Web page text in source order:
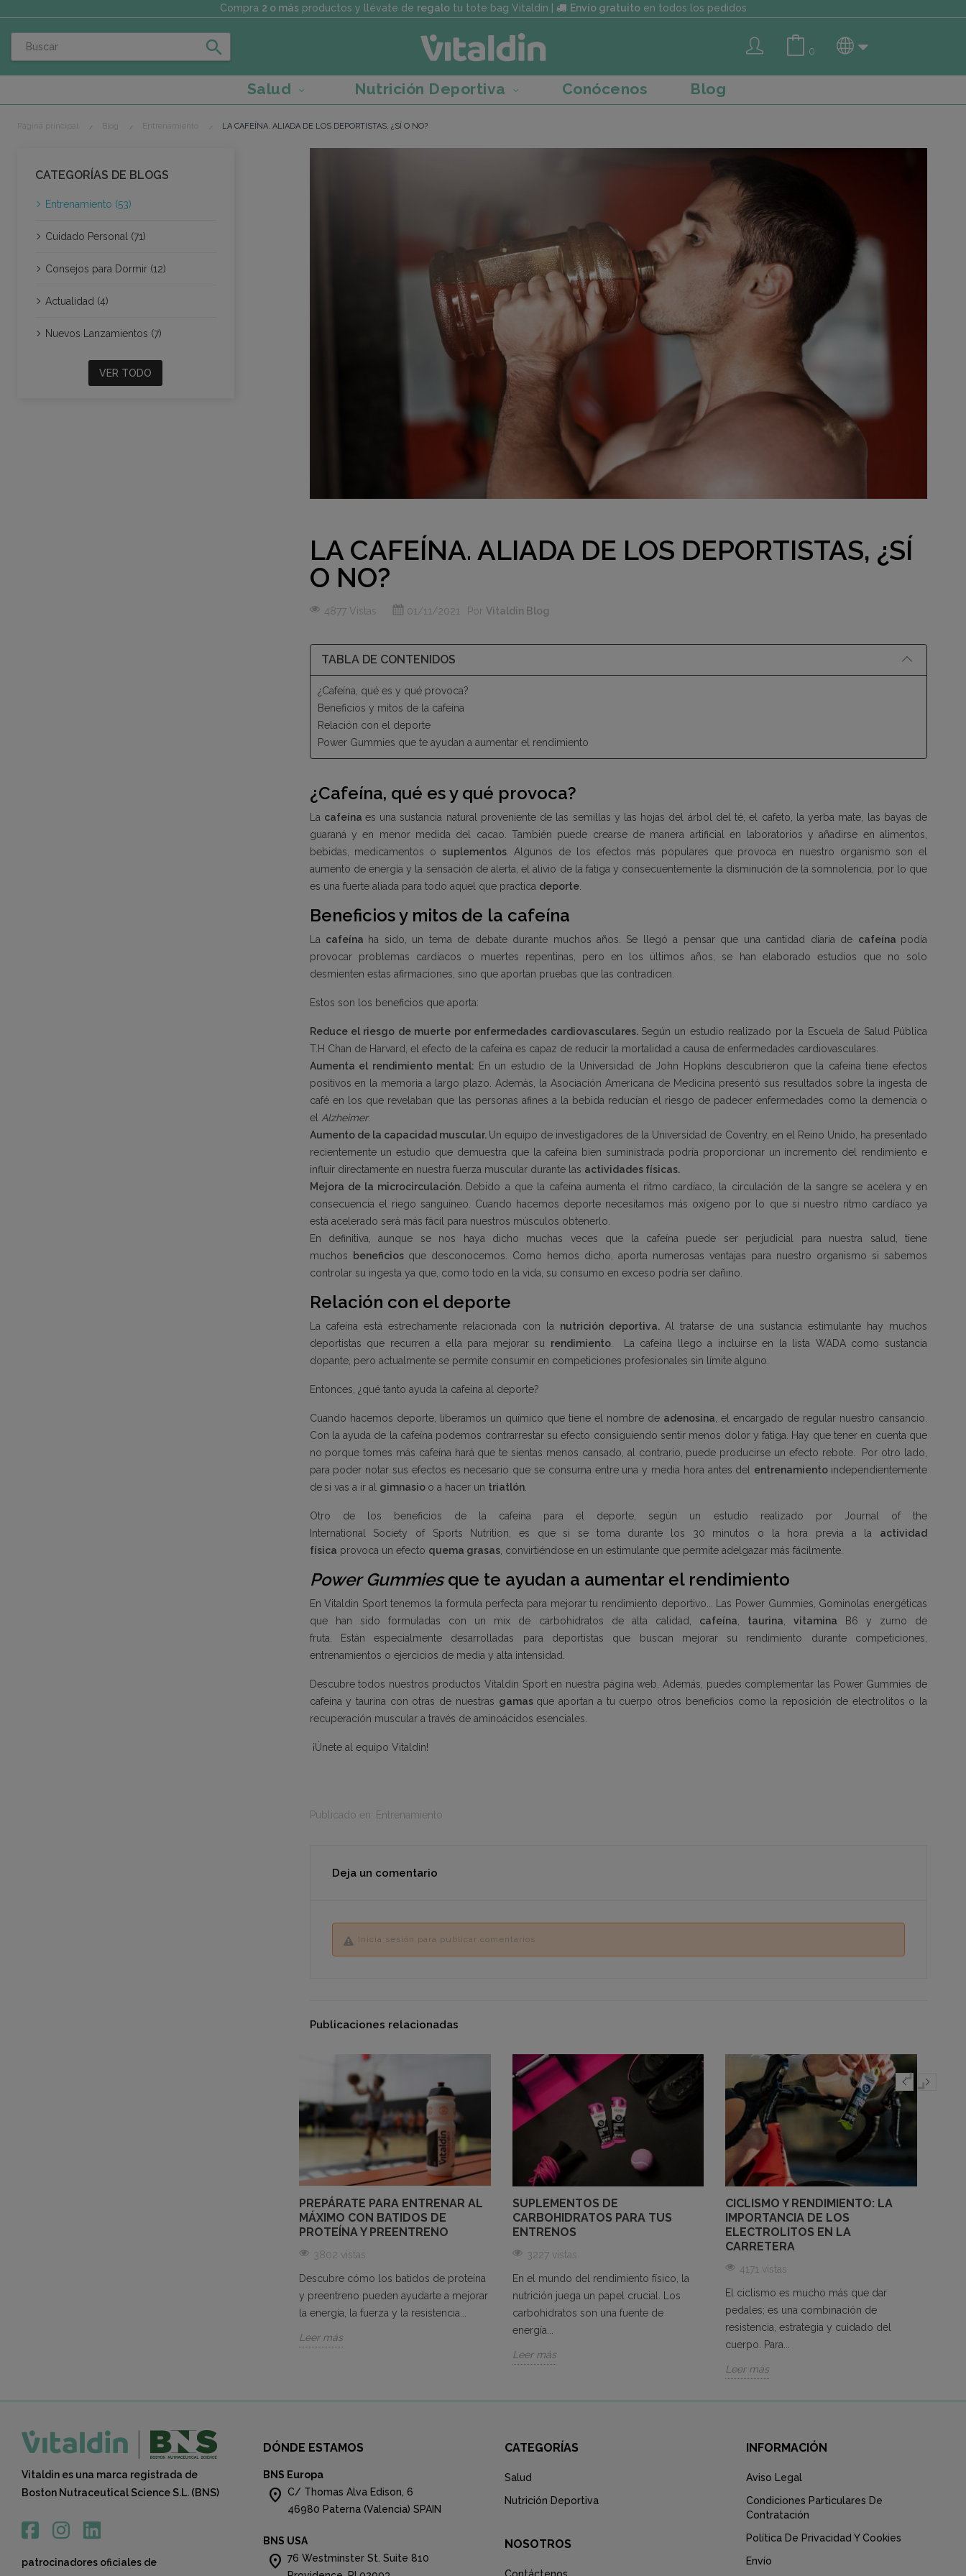
Compra 2 o másproductos y llévate de regalotu tote bag Vitaldin | Envío gratuitoen todos los pedidos
search 0
Salud Nutrición Deportiva Conócenos Blog
Blog Entrenamiento LA CAFEÍNA. ALIADA DE LOS DEPORTISTAS, ¿SÍ O NO?
CATEGORÍAS DE BLOGS
Entrenamiento (53)
Cuidado Personal (71)
Consejos para Dormir (12)
Actualidad (4)
Nuevos Lanzamientos (7)
VER TODO
LA CAFEÍNA. ALIADA DE LOS DEPORTISTAS, ¿SÍ
O NO?
4877 Vistas 01/11/2021 Por Vitaldin Blog
TABLA DE CONTENIDOS
¿Cafeína, qué es y qué provoca?
Beneficios y mitos de la cafeína
Relación con el deporte
Power Gummies que te ayudan a aumentar el rendimiento
¿Cafeína, qué es y qué provoca?
La cafeína es una sustancia natural proveniente de las semillas y las hojas del árbol del té, el cafeto, la yerba mate, las bayas de
guaraná y en menor medida del cacao. También puede crearse de manera artificial en laboratorios y añadirse en alimentos,
bebidas, medicamentos o suplementos. Algunos de los efectos más populares que provoca en nuestro organismo son el
aumento de energía y la sensación de alerta, el alivio de la fatiga y consecuentemente la disminución de la somnolencia, por lo que
es una fuerte aliada para todo aquel que practica deporte.
Beneficios y mitos de la cafeína
La cafeína ha sido, un tema de debate durante muchos años. Se llegó a pensar que una cantidad diaria de cafeína podía
provocar problemas cardíacos o muertes repentinas, pero en los últimos años, se han elaborado estudios que no solo
desmienten estas afirmaciones, sino que aportan pruebas que las contradicen.
Estos son los beneficios que aporta:
Reduce el riesgo de muerte por enfermedades cardiovasculares. Según un estudio realizado por la Escuela de Salud Pública
T.H Chan de Harvard , el efecto de la cafeína es capaz de reducir la mortalidad a causa de enfermedades cardiovasculares.
Aumenta el rendimiento mental: En un estudio de la Universidad de John Hopkins descubrieron que la cafeína tiene efectos
positivos en la memoria a largo plazo. Además, laAsociación Americana de Medicina presentó sus resultados sobre la ingesta de
café en los que revelaban que las personas afines a la bebida reducían el riesgo de padecer enfermedades como la demencia o
el Alzheimer.
Aumento de la capacidad muscular. Un equipo de investigadores de la Universidad de Coventry, en el Reino Unido, ha presentado
recientemente un estudio que demuestra que la cafeína bien suministrada podría proporcionar un incremento del rendimiento e
influir directamente en nuestra fuerza muscular durante las actividades físicas.
Mejora de la microcirculación. Debido a que la cafeína aumenta el ritmo cardíaco, la circulación de la sangre se acelera y en
consecuencia el riego sanguíneo. Cuando hacemos deporte necesitamos más oxígeno por lo que si nuestro ritmo cardíaco ya
está acelerado será más fácil para nuestros músculos obtenerlo.
En definitiva, aunque se nos haya dicho muchas veces que la cafeína puede ser perjudicial para nuestra salud, tiene
muchos
beneficios que desconocemos. Como hemos dicho, aporta numerosas ventajas para nuestro organismo si sabemos
controlar su ingesta ya que, como todo en la vida, su consumo en exceso podría ser dañino.
Relación con el deporte
La cafeína está estrechamente relacionada con la nutrición deportiva.Al tratarse de una sustancia estimulante hay muchos
deportistas que recurren a ella para mejorar su rendimiento. La cafeína llego a incluirse en la lista WADAcomo sustancia
dopante, pero actualmente se permite consumir en competiciones profesionales sin límite alguno.
Entonces, ¿qué tanto ayuda la cafeína al deporte?
Cuando hacemos deporte, liberamos un químico que tiene el nombre de adenosina , el encargado de regular nuestro cansancio.
Con la ayuda de la cafeína podemos contrarrestar su efecto consiguiendo sentir menos dolor y fatiga. Hay quetener en cuenta que
no porque tomes más cafeína hará que te sientas menos cansado, al contrario, puede producirse un efecto rebote. Por otro lado,
para poder notar sus efectos es necesario que se consuma entre una y media hora antes del entrenamiento independientemente
de si vas a ir al gimnasio o a hacer un triatlón.
Otro de los beneficios de la cafeína para el deporte, según un estudio realizado por
Journal of the
International Society of Sports Nutrition,
es que si se toma durante los 30 minutos o la hora previa a la actividad
física provoca un efecto quema grasas, convirtiéndose en un estimulante que permite adelgazar más fácilmente.
Power Gummiesque te ayudan a aumentar el rendimiento
EnVitaldin Sporttenemos la formula perfecta para mejorar tu rendimiento deportivo... Las Power Gummies , Gominolas energéticas
que han sido formuladas con un mix de carbohidratos de alta calidad, cafeína taurina ,vitamina
B6 y zumo de
fruta. Están especialmente desarrolladas para deportistas que buscan mejorar su rendimiento durante competiciones,
entrenamientos o ejercicios de media y alta intensidad.
Descubre todos nuestros productos Vitaldin Sport en nuestra página web. Además, puedes complementar las Power Gummies de
cafeína y taurina con otras de nuestras gamas que aportan a tu cuerpo otros beneficios como la reposición de electrolitos o la
recuperación muscular a través de aminoácidos esenciales.
¡Únete al equipo Vitaldin!
Publicado en: Entrenamiento
Deja un comentario
Inicia sesión para publicar comentarios
Publicaciones relacionadas
PREPÁRATE PARA ENTRENAR AL
MÁXIMO CON BATIDOS DE
PROTEÍNA Y PREENTRENO
3802 vistas
Descubre cómo los batidos de proteína
y preentreno pueden ayudarte a mejorar
la energía, la fuerza y la resistencia...
Leer más
SUPLEMENTOS DE
CARBOHIDRATOS PARA TUS
ENTRENOS
3227 vistas
En el mundo del rendimiento físico, la
nutrición juega un papel crucial. Los
carbohidratos son una fuente de
energía...
Leer más
CICLISMO Y RENDIMIENTO: LA
IMPORTANCIA DE LOS
ELECTROLITOS EN LA
CARRETERA
4171 vistas
El ciclismo es mucho más que dar
pedales; es una combinación de
resistencia, estrategia y cuidado del
cuerpo. Para...
Leer más
Vitaldin es una marca registrada de
Boston Nutraceutical Science S.L. (BNS)
patrocinadores oficiales de
DÓNDE ESTAMOS
BNS Europa
location_on C/ Thomas Alva Edison, 6
46980 Paterna (Valencia) SPAIN
BNS USA
location_on 76 Westminster St. Suite 810
CATEGORÍAS
Salud
Nutrición Deportiva
NOSOTROS
INFORMACIÓN
Aviso Legal
Condiciones Particulares De
Contratación
Política De Privacidad Y Cookies
Envío